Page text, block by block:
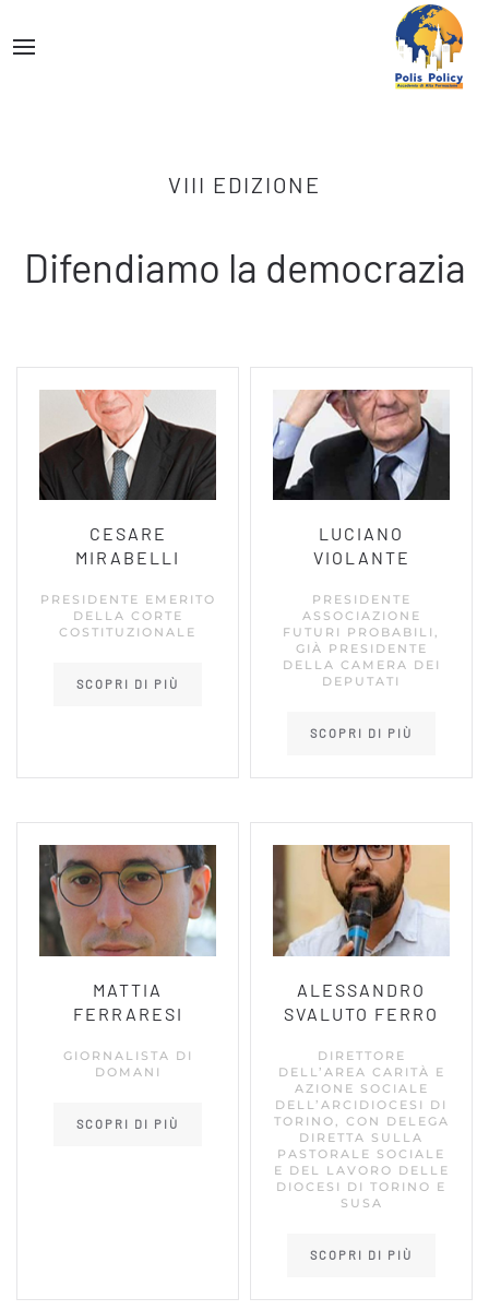
VIII EDIZIONE
Difendiamo la democrazia
CESARE
MIRABELLI
PRESIDENTE EMERITO
DELLA CORTE
COSTITUZIONALE
SCOPRI DI PIÙ
LUCIANO
VIOLANTE
PRESIDENTE
ASSOCIAZIONE
FUTURI PROBABILI,
GIÀ PRESIDENTE
DELLA CAMERA DEI
DEPUTATI
SCOPRI DI PIÙ
MATTIA
FERRARESI
GIORNALISTA DI
DOMANI
SCOPRI DI PIÙ
ALESSANDRO
SVALUTO FERRO
DIRETTORE
DELL’AREA CARITÀ E
AZIONE SOCIALE
DELL’ARCIDIOCESI DI
TORINO, CON DELEGA
DIRETTA SULLA
PASTORALE SOCIALE
E DEL LAVORO DELLE
DIOCESI DI TORINO E
SUSA
SCOPRI DI PIÙ